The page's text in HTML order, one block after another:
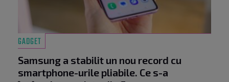
GADGET
Samsung a stabilit un nou record cu
smartphone-urile pliabile. Ce s-a